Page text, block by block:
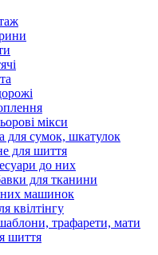
мікси
для сумок, шкатулок
для шиття
до них
для тканини
машинок
квілтінгу
трафарети, мати
шиття